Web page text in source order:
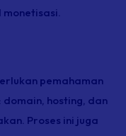
pemahaman
domain, hosting, dan
Proses ini juga